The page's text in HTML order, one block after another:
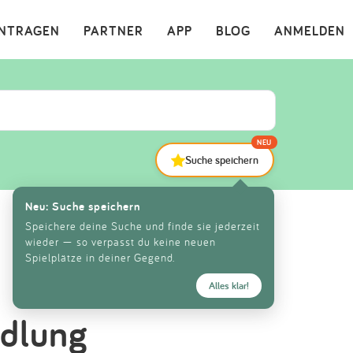
ANMELDEN
BLOG
APP
PARTNER ×
Suche speichern
NEU
Neu: Suche speichern
Speichere deine Suche und finde sie jederzeit
wieder — so verpasst du keine neuen
Spielplätze in deiner Gegend.
Alles klar!